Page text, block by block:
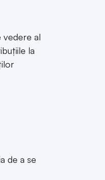
al
la
de a se